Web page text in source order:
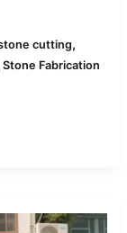
cutting,
Stone Fabrication